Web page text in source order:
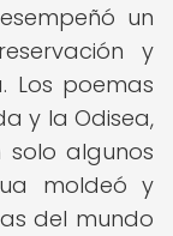
un
y
Los poemas
y la Odisea,
solo algunos
moldeó y
del mundo